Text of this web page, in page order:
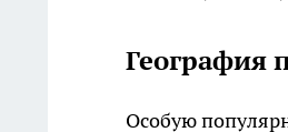
География
Особую